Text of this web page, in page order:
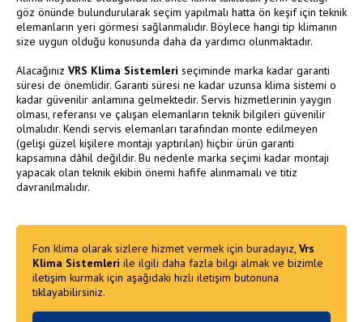
göz önünde bulundurularak seçim yapılmalı hatta ön keşif için teknik
elemanların yeri görmesi sağlanmalıdır. Böylece hangi tip klimanın
size uygun olduğu konusunda daha da yardımcı olunmaktadır.
Alacağınız VRS Klima Sistemleri seçiminde marka kadar garanti
süresi de önemlidir. Garanti süresi ne kadar uzunsa klima sistemi o
kadar güvenilir anlamına gelmektedir. Servis hizmetlerinin yaygın
olması, referansı ve çalışan elemanların teknik bilgileri güvenilir
olmalıdır. Kendi servis elemanları tarafından monte edilmeyen
(gelişi güzel kişilere montajı yaptırılan) hiçbir ürün garanti
kapsamına dâhil değildir. Bu nedenle marka seçimi kadar montajı
yapacak olan teknik ekibin önemi hafife alınmamalı ve titiz
davranılmalıdır.
Fon klima olarak sizlere hizmet vermek için buradayız, Vrs
Klima Sistemleri ile ilgili daha fazla bilgi almak ve bizimle
iletişim kurmak için aşağıdaki hızlı iletişim butonuna
tıklayabilirsiniz.